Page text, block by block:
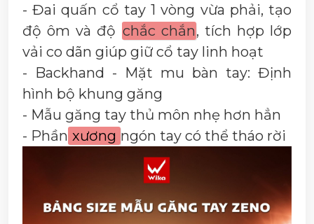
- Đai quấn cổ tay 1 vòng vừa phải, tạo
độ ôm và độ chắc chắn, tích hợp lớp
vải co dãn giúp giữ cổ tay linh hoạt
- Backhand - Mặt mu bàn tay: Định
hình bộ khung găng
- Mẫu găng tay thủ môn nhẹ hơn hẳn
- Phần xương ngón tay có thể tháo rời